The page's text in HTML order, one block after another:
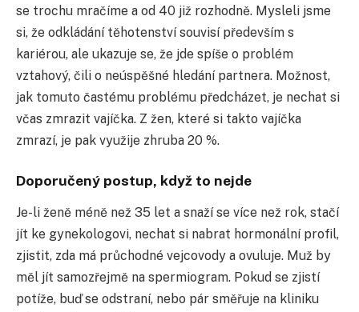
se trochu mračíme a od 40 již rozhodně. Mysleli jsme
si, že odkládání těhotenství souvisí především s
kariérou, ale ukazuje se, že jde spíše o problém
vztahový, čili o neúspěšné hledání partnera. Možnost,
jak tomuto častému problému předcházet, je nechat si
včas zmrazit vajíčka. Z žen, které si takto vajíčka
zmrazí, je pak využije zhruba 20 %.
Doporučený postup, když to nejde
Je-li ženě méně než 35 let a snaží se více než rok, stačí
jít ke gynekologovi, nechat si nabrat hormonální profil,
zjistit, zda má průchodné vejcovody a ovuluje. Muž by
měl jít samozřejmě na spermiogram. Pokud se zjistí
potíže, buď se odstraní, nebo pár směřuje na kliniku